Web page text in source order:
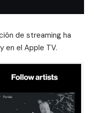
de streaming ha
en el Apple TV.